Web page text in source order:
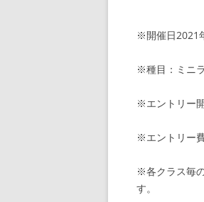
※開催日2021
※種目：ミニ
※エントリー
※エントリー
※各クラス毎
す。